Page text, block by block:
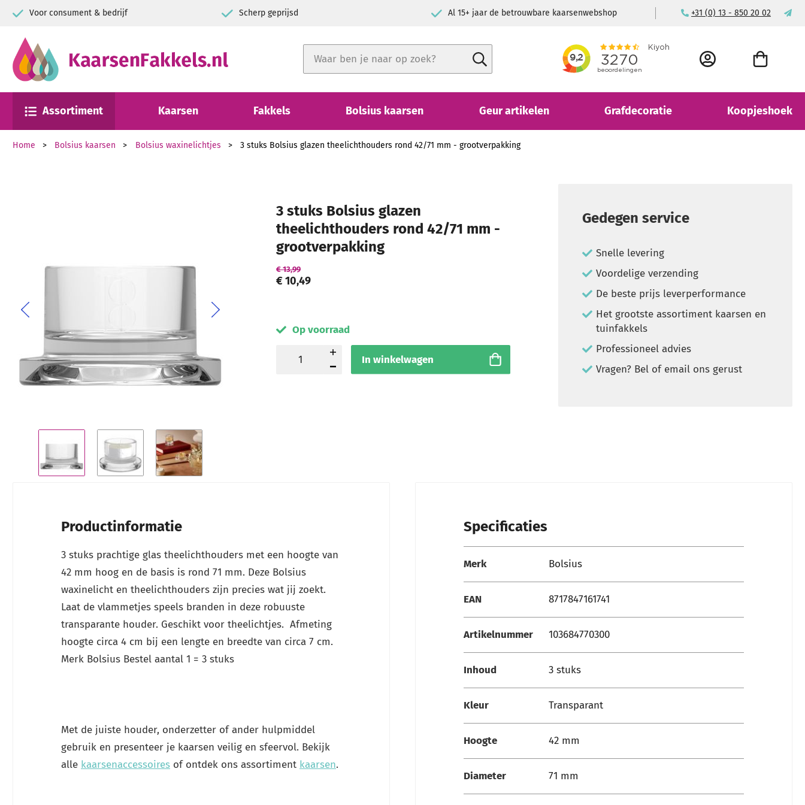
Voor consument & bedrijf Scherp geprijsd Al 15+ jaar de betrouwbare kaarsenwebshop +31 (0) 13 - 850 20 02
Close search
Zoek ACCOUNT
Assortiment Kaarsen Fakkels Bolsius kaarsen Geur artikelen Grafdecoratie Koopjeshoek
Home Bolsius kaarsen Bolsius waxinelichtjes 3 stuks Bolsius glazen theelichthouders rond 42/71 mm - grootverpakking
3 stuks Bolsius glazen
theelichthouders rond 42/71 mm -
grootverpakking
€ 10,49
€ 13,99
Op voorraad
In winkelwagen
Gedegen service
Snelle levering
Voordelige verzending
De beste prijs leverperformance
Het grootste assortiment kaarsen en
tuinfakkels
Professioneel advies
Vragen? Bel of email ons gerust
Productinformatie
3 stuks prachtige glas theelichthouders met een hoogte van
42 mm hoog en de basis is rond 71 mm. Deze Bolsius
waxinelicht en theelichthouders zijn precies wat jij zoekt.
Laat de vlammetjes speels branden in deze robuuste
transparante houder. Geschikt voor theelichtjes. Afmeting
hoogte circa 4 cm bij een lengte en breedte van circa 7 cm.
Merk Bolsius Bestel aantal 1 = 3 stuks
Met de juiste houder, onderzetter of ander hulpmiddel
gebruik en presenteer je kaarsen veilig en sfeervol. Bekijk
alle kaarsenaccessoires of ontdek ons assortiment kaarsen.
Specificaties
Merk
Bolsius
EAN 8717847161741
Artikelnummer 103684770300
Inhoud 3 stuks
Kleur Transparant
Hoogte 42 mm
Diameter 71 mm